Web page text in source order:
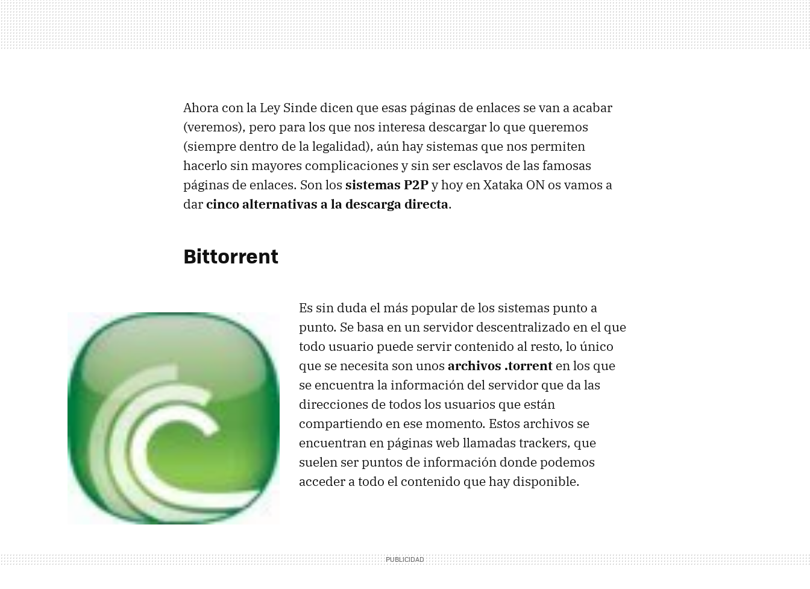
Ahora con la Ley Sinde dicen que esas páginas de enlaces se van a acabar
(veremos), pero para los que nos interesa descargar lo que queremos
(siempre dentro de la legalidad), aún hay sistemas que nos permiten
hacerlo sin mayores complicaciones y sin ser esclavos de las famosas
páginas de enlaces. Son los sistemas P2Py hoy en Xataka ON os vamos a
darcinco alternativas a la descarga directa.
Bittorrent
Es sin duda el más popular de los sistemas punto a
punto. Se basa en un servidor descentralizado en el que
todo usuario puede servir contenido al resto, lo único
que se necesita son unos archivos .torrent en los que
se encuentra la información del servidor que da las
direcciones de todos los usuarios que están
compartiendo en ese momento. Estos archivos se
encuentran en páginas web llamadas trackers, que
suelen ser puntos de información donde podemos
acceder a todo el contenido que hay disponible.